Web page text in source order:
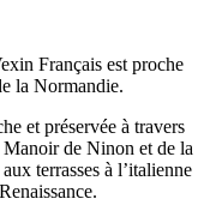
Français est proche
la Normandie.
et préservée à travers
Manoir de Ninon et de la
terrasses à l’italienne